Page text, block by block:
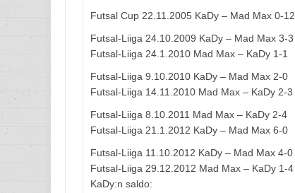
Futsal Cup 22.11.2005 KaDy – Mad Max 0-12
Futsal-Liiga 24.10.2009 KaDy – Mad Max 3-3
Futsal-Liiga 24.1.2010 Mad Max – KaDy 1-1
Futsal-Liiga 9.10.2010 KaDy – Mad Max 2-0
Futsal-Liiga 14.11.2010 Mad Max – KaDy 2-3
Futsal-Liiga 8.10.2011 Mad Max – KaDy 2-4
Futsal-Liiga 21.1.2012 KaDy – Mad Max 6-0
Futsal-Liiga 11.10.2012 KaDy – Mad Max 4-0
Futsal-Liiga 29.12.2012 Mad Max – KaDy 1-4
KaDy:n saldo: